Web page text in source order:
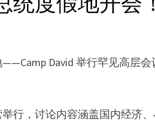
David 举行罕见高层
行，讨论内容涵盖国内经济